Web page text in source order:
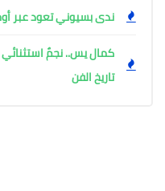
ندى بسيوني تعود عبر
كمال يس.. نجمٌ
تاريخ الفن